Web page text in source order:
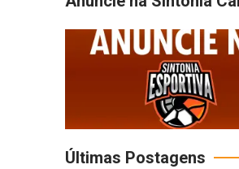
Últimas Postagens